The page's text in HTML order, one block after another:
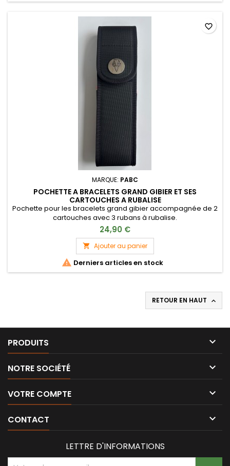
MARQUE: PABC
POCHETTE A BRACELETS GRAND GIBIER ET SES
CARTOUCHES A RUBALISE
Pochette pour les bracelets grand gibier accompagnée de 2
cartouches avec 3 rubans à rubalise.
24,90 €
 Ajouter au panier
 Derniers articles en stock
favorite_border
RETOUR EN HAUT 
PRODUITS 
NOTRE SOCIÉTÉ 
VOTRE COMPTE 
CONTACT 
LETTRE D'INFORMATIONS